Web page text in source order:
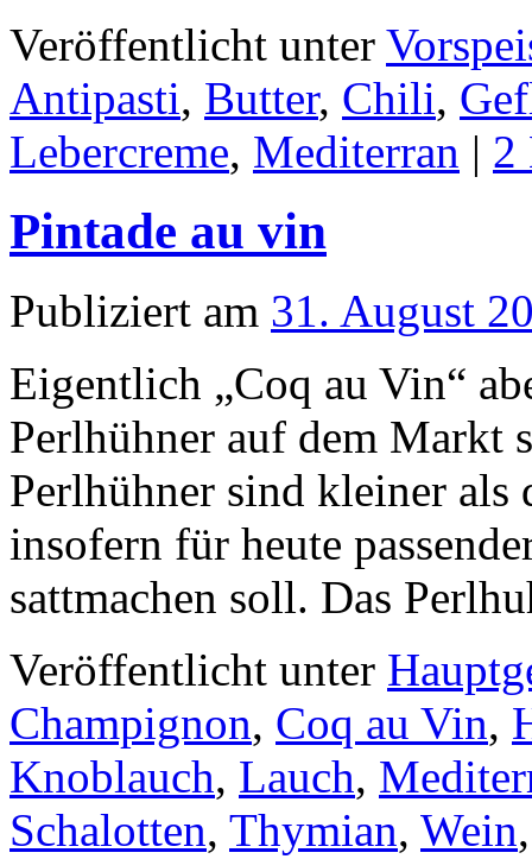
Veröffentlicht unter
Antipasti, Butter, Chili,
Lebercreme, Mediterran | 2
Pintade au vin
Publiziert am 31. August
Eigentlich „Coq au Vin“
Perlhühner auf dem Markt
Perlhühner sind kleiner als
insofern für heute
sattmachen soll. Das
Veröffentlicht unter
Champignon, Coq au Vin,
Knoblauch, Lauch,
Schalotten, Thymian, Wein